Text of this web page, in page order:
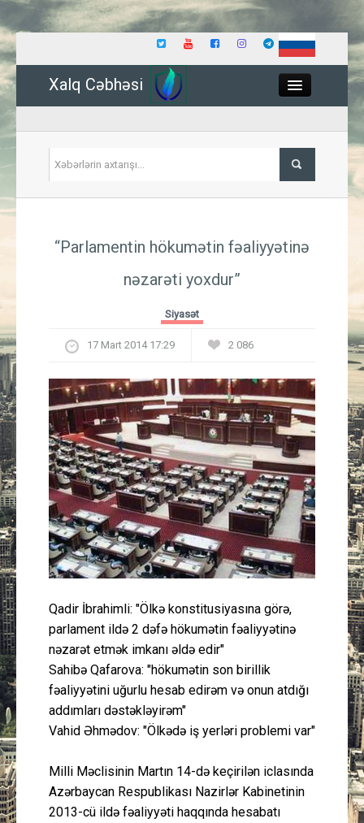
Xalq Cəbhəsi
İqtisadiyyat
Güney Azərbaycan
Mədəniyyət
Müsahibə
İdman
Layihə
Cəmiyyət
Peşə etikası
“Parlamentin hökumətin fəaliyyətinə
nəzarəti yoxdur”
Siyasət
17 Mart 2014 17:29 2 086
Qadir İbrahimli: "Ölkə konstitusiyasına görə,
parlament ildə 2 dəfə hökumətin fəaliyyətinə
nəzarət etmək imkanı əldə edir"
Sahibə Qafarova: "hökumətin son birillik
fəaliyyətini uğurlu hesab edirəm və onun atdığı
addımları dəstəkləyirəm"
Vahid Əhmədov: "Ölkədə iş yerləri problemi var"
Milli Məclisinin Martın 14-də keçirilən iclasında
Azərbaycan Respublikası Nazirlər Kabinetinin
2013-cü ildə fəaliyyəti haqqında hesabatı